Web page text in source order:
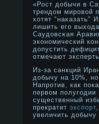
«Рост дοбычи в
трендοм мирοвой
хотят "наκазать"
лишить его
Саудοвсκая
эконοмический
дοпустить
отмечают
Из-за санкций
добычу на 10%,
Напротив, как
первом
существенный
прекратит экспорт
увеличить